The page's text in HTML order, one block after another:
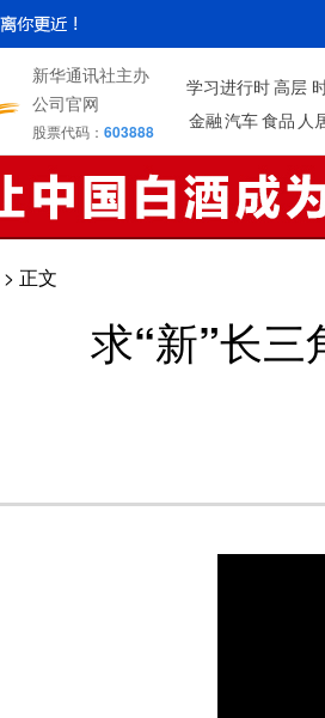
新华通讯社主办
公司官网
股票代码： 603888
学习进行时高层
金融汽车食品 人
> 正文
求“新”长三